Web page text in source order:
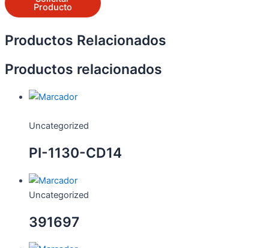
Producto
Productos Relacionados
Productos relacionados
Uncategorized
PI-1130-CD14
Uncategorized
391697